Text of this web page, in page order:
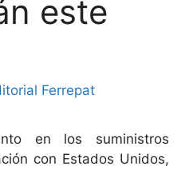
este
Ferrepat
en los suministros
con Estados Unidos,